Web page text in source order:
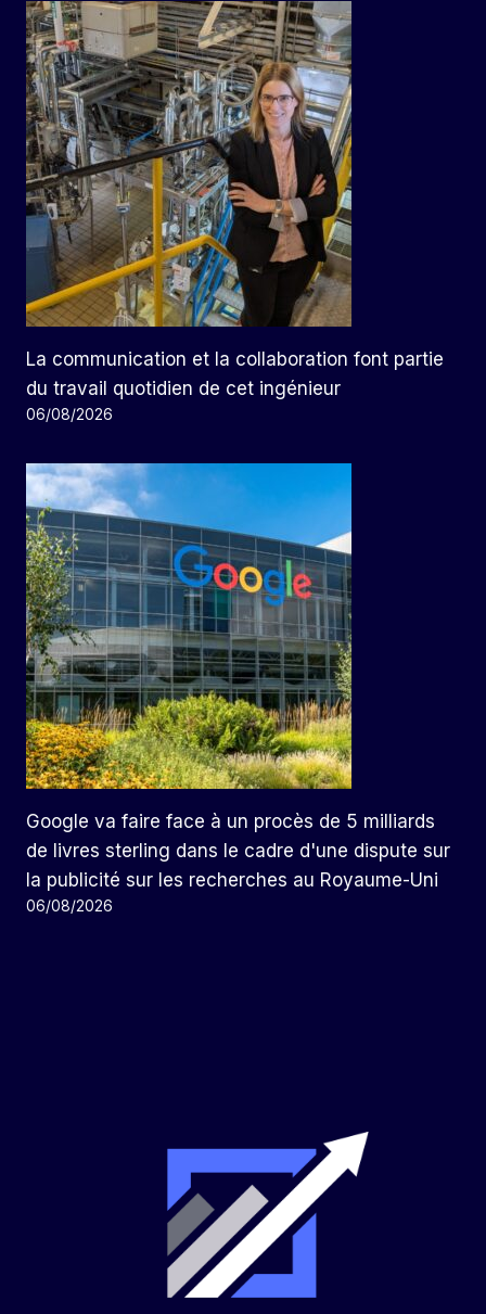
La communication et la collaboration font partie
du travail quotidien de cet ingénieur
06/08/2026
Google va faire face à un procès de 5 milliards
de livres sterling dans le cadre d'une dispute sur
la publicité sur les recherches au Royaume-Uni
06/08/2026